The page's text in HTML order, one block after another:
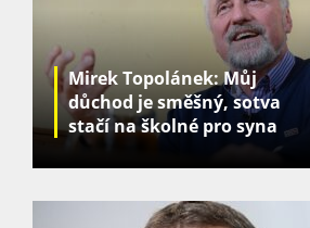
Mirek Topolánek: Můj
důchod je směšný, sotva
stačí na školné pro syna